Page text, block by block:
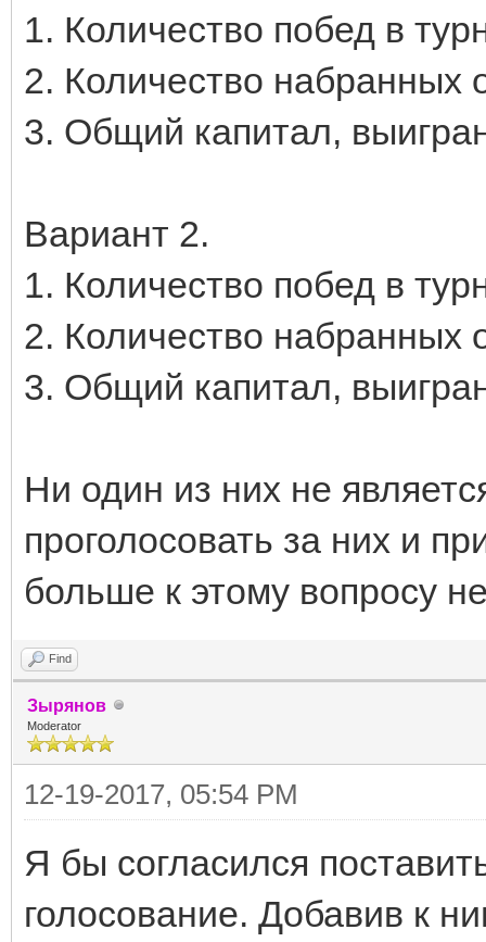
1. Количество побед в
2. Количество набранных
3. Общий капитал,
Вариант 2.
1. Количество побед в
2. Количество набранных
3. Общий капитал,
Ни один из них не
проголосовать за них и
больше к этому вопросу
Find
Зырянов
Moderator
12-19-2017, 05:54 PM
Я бы согласился
голосование. Добавив к